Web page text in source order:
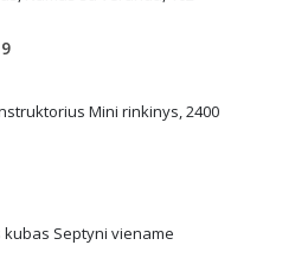
Current
€13.19.
Mini rinkinys, 2400
kubas Septyni viename